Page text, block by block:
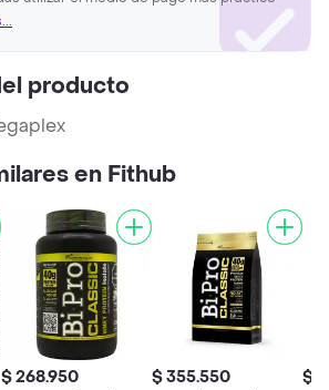
producto
en Fithub
$ 268.950 $ 355.550 $